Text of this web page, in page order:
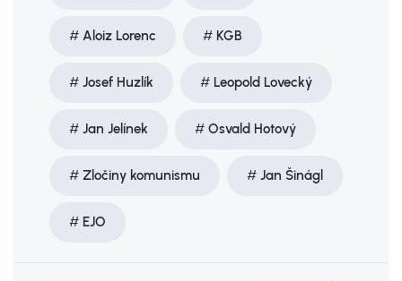
Aloiz Lorenc KGB
Josef Huzlík Leopold Lovecký
Jan Jelínek Osvald Hotový
Zločiny komunismu Jan Šinágl
EJO